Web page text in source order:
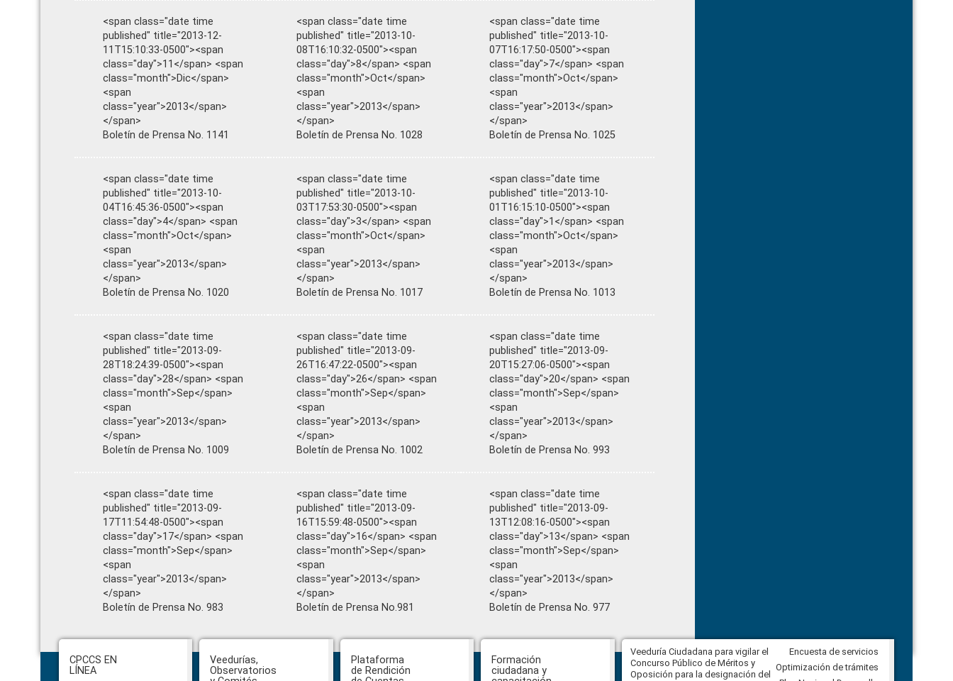
<span class="date time
published" title="2013-12-
11T15:10:33-0500"><span
class="day">11</span> <span
class="month">Dic</span>
<span
class="year">2013</span>
</span>
Boletín de Prensa No. 1141
<span class="date time
published" title="2013-10-
08T16:10:32-0500"><span
class="day">8</span> <span
class="month">Oct</span>
<span
class="year">2013</span>
</span>
Boletín de Prensa No. 1028
<span class="date time
published" title="2013-10-
07T16:17:50-0500"><span
class="day">7</span> <span
class="month">Oct</span>
<span
class="year">2013</span>
</span>
Boletín de Prensa No. 1025
<span class="date time
published" title="2013-10-
04T16:45:36-0500"><span
class="day">4</span> <span
class="month">Oct</span>
<span
class="year">2013</span>
</span>
Boletín de Prensa No. 1020
<span class="date time
published" title="2013-10-
03T17:53:30-0500"><span
class="day">3</span> <span
class="month">Oct</span>
<span
class="year">2013</span>
</span>
Boletín de Prensa No. 1017
<span class="date time
published" title="2013-10-
01T16:15:10-0500"><span
class="day">1</span> <span
class="month">Oct</span>
<span
class="year">2013</span>
</span>
Boletín de Prensa No. 1013
<span class="date time
published" title="2013-09-
28T18:24:39-0500"><span
class="day">28</span> <span
class="month">Sep</span>
<span
class="year">2013</span>
</span>
Boletín de Prensa No. 1009
<span class="date time
published" title="2013-09-
26T16:47:22-0500"><span
class="day">26</span> <span
class="month">Sep</span>
<span
class="year">2013</span>
</span>
Boletín de Prensa No. 1002
<span class="date time
published" title="2013-09-
20T15:27:06-0500"><span
class="day">20</span> <span
class="month">Sep</span>
<span
class="year">2013</span>
</span>
Boletín de Prensa No. 993
<span class="date time
published" title="2013-09-
17T11:54:48-0500"><span
class="day">17</span> <span
class="month">Sep</span>
<span
class="year">2013</span>
</span>
Boletín de Prensa No. 983
<span class="date time
published" title="2013-09-
16T15:59:48-0500"><span
class="day">16</span> <span
class="month">Sep</span>
<span
class="year">2013</span>
</span>
Boletín de Prensa No.981
<span class="date time
published" title="2013-09-
13T12:08:16-0500"><span
class="day">13</span> <span
class="month">Sep</span>
<span
class="year">2013</span>
</span>
Boletín de Prensa No. 977
Footer
CPCCS EN
LÍNEA
Veedurías,
Observatorios
Plataforma
de Rendición
Formación
ciudadana y
CPCCS aprueba convocatoria a
Veeduría para designación de la
autoridad de la SOT
Veeduría Ciudadana para vigilar el
Concurso Público de Méritos y
Oposición para la designación del
Veeduría Ciudadana para vigilar la
construcción del asfaltado de
diferentes barrios del sector de
Encuesta de servicios
Optimización de trámites